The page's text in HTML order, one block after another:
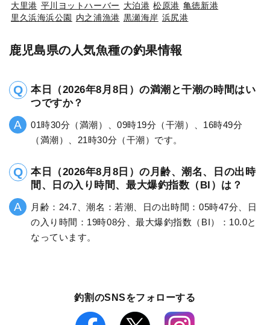
大里港 平川ヨットハーバー 大泊港 松原港 亀徳新港
里久浜海浜公園
内之浦漁港 黒瀬海岸 浜尻港
鹿児島県の人気魚種の釣果情報
本日（2026年8月8日）の満潮と干潮の時間はい
つですか？
01時30分（満潮）、09時19分（干潮）、16時49分
（満潮）、21時30分（干潮）です。
本日（2026年8月8日）の月齢、潮名、日の出時
間、日の入り時間、最大爆釣指数（BI）は？
月齢：24.7、潮名：若潮、日の出時間：05時47分、日
の入り時間：19時08分、最大爆釣指数（BI）：10.0と
なっています。
釣割のSNSをフォローする